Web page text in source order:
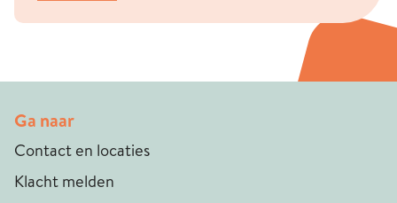
Ga naar
Contact en locaties
Klacht melden